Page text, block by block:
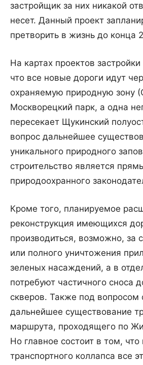
застройщик за них никакой
несет. Данный проект
претворить в жизнь до конца
На картах проектов
что все новые дороги идут
охраняемую природную зону
Москворецкий парк, а одна
пересекает Щукинский
вопрос дальнейшее
уникального природного
строительство является
природоохранного
Кроме того, планируемое
реконструкция имеющихся
производиться, возможно, за
или полного уничтожения
зеленых насаждений, а в
потребуют частичного сноса
скверов. Также под вопросом
дальнейшее существование
маршрута, проходящего по
Но главное состоит в том,
транспортного коллапса все